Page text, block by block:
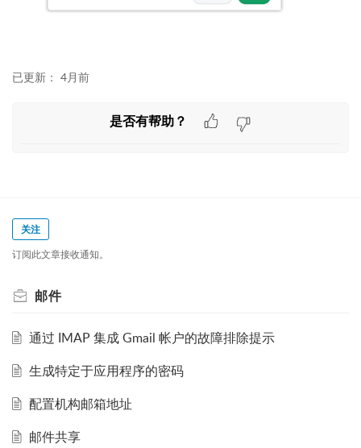
已更新： 4月前
是否有帮助？
关注
订阅此文章接收通知。
邮件
通过 IMAP 集成 Gmail 帐户的故障排除提示
生成特定于应用程序的密码
配置机构邮箱地址
邮件共享